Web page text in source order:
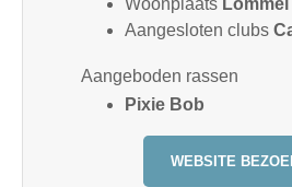
Aangesloten clubs
Aangeboden rassen
Pixie Bob
WEBSITE